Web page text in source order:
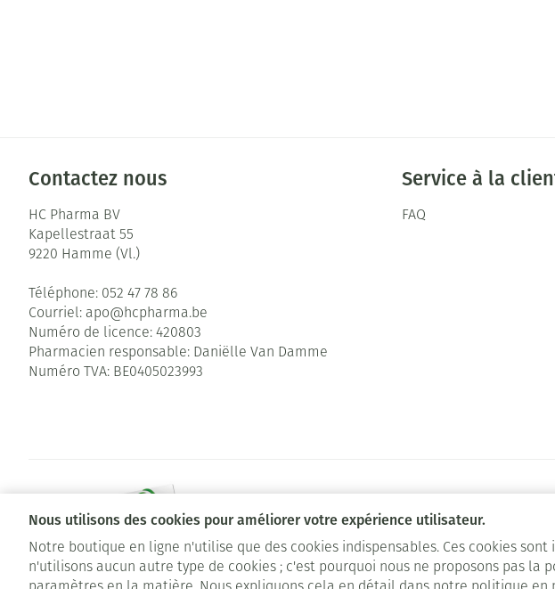
Nous utilisons des cookies pour améliorer votre expérience utilisateur.
Notre boutique en ligne n'utilise que des cookies indispensables. Ces cookies
n'utilisons aucun autre type de cookies ; c'est pourquoi nous ne proposons pas la
Contactez nous
HC Pharma BV
Kapellestraat 55
9220 Hamme (Vl.)
Téléphone: 052 47 78 86
Courriel: apo@hcpharma.be
Numéro de licence: 420803
Pharmacien responsable: Daniëlle Van Damme
Numéro TVA: BE0405023993
Service à la
FAQ
Conditions de vente Déclaration de confidentialité Cookies Plate-forme ODR